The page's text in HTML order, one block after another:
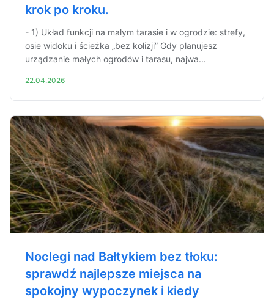
krok po kroku.
- 1) Układ funkcji na małym tarasie i w ogrodzie: strefy,
osie widoku i ścieżka „bez kolizji” Gdy planujesz
urządzanie małych ogrodów i tarasu, najwa...
22.04.2026
Noclegi nad Bałtykiem bez tłoku:
sprawdź najlepsze miejsca na
spokojny wypoczynek i kiedy